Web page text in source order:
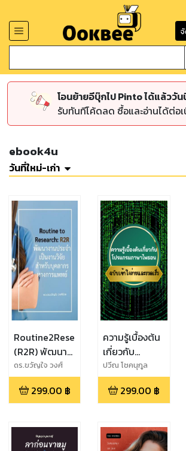
โอนย้ายอีบุ๊กไป Pinto ได้แล้ววั
รับทันทีโค้ดลด ซื้อและอ่านได้ต่อ
ebook4u
วันที่ใหม่-เก่า
Routine2Research
(R2R) พัฒนา
งานประจำเป็น
งานวิจัย สำหรับ
บุคลากร
ดร.ขวัญใจ วงศ์
ช่วย
299.00 ฿
ความรู้เบื้องต้น
เกี่ยวกับ
โปรแกรมภาษา
ไพธอน: ฉบับ
เข้าใจง่ายและ
ปวีณ โชคนุกูล
299.00 ฿